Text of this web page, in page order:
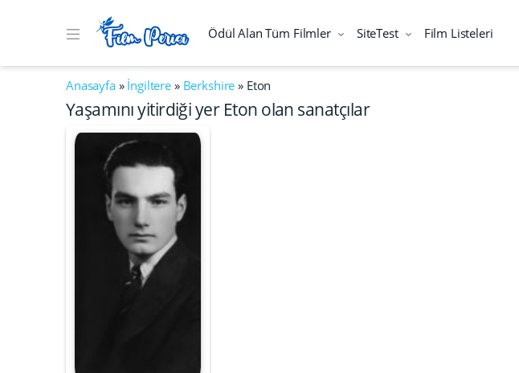
Ödül Alan Tüm Filmler SiteTest Film Listeleri
Anasayfa» İngiltere » Berkshire » Eton
Yaşamını yitirdiği yer Eton olan sanatçılar